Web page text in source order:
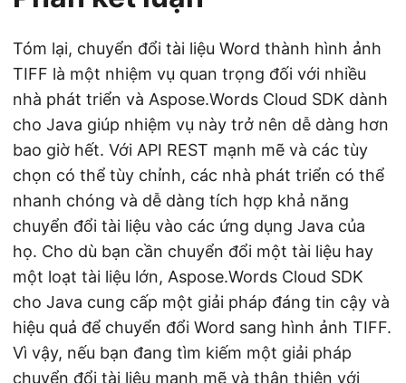
Tóm lại, chuyển đổi tài liệu Word thành hình ảnh
TIFF là một nhiệm vụ quan trọng đối với nhiều
nhà phát triển và Aspose.Words Cloud SDK dành
cho Java giúp nhiệm vụ này trở nên dễ dàng hơn
bao giờ hết. Với API REST mạnh mẽ và các tùy
chọn có thể tùy chỉnh, các nhà phát triển có thể
nhanh chóng và dễ dàng tích hợp khả năng
chuyển đổi tài liệu vào các ứng dụng Java của
họ. Cho dù bạn cần chuyển đổi một tài liệu hay
một loạt tài liệu lớn, Aspose.Words Cloud SDK
cho Java cung cấp một giải pháp đáng tin cậy và
hiệu quả để chuyển đổi Word sang hình ảnh TIFF.
Vì vậy, nếu bạn đang tìm kiếm một giải pháp
chuyển đổi tài liệu mạnh mẽ và thân thiện với